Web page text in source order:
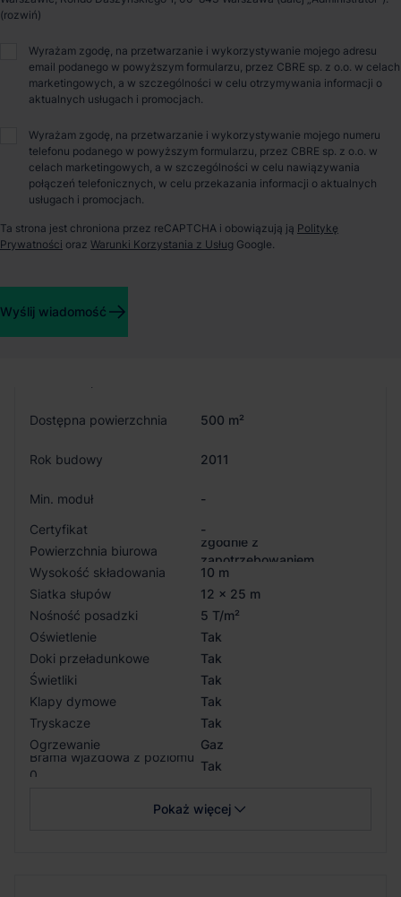
oferuje imponującą powierzchnię magazynową o łącznej
infrastrukturę oraz niezwykle dogodny układ komunikacyjny.
Wewnętrzne drogi są szerokie, a place manewrowe i parkingi
przeznaczone dla pracowników i klientów są obszernie
zaprojektowane. Park gwarantuje pełną obsługę, w tym
przestrzeni magazynowej zgodnie z własnymi potrzebami.
Szczegóły budynków
Budynek B
Status budynku
Dostępna powierzchnia 500 m²
Rok budowy 2011
Min. moduł
-
Certyfikat
-
Powierzchnia biurowa
zgodnie z
zapotrzebowaniem
Wysokość składowania
10 m
Siatka słupów
12 x 25 m
Nośność posadzki
5 T/m²
Oświetlenie
Tak
Doki przeładunkowe
Tak
Świetliki
Tak
Klapy dymowe
Tak
Tryskacze
Tak
Ogrzewanie
Gaz
Brama wjazdowa z poziomu
0
Tak
Pokaż więcej
Wyrażam zgodę, na przetwarzanie i wykorzystywanie mojego adresu
email podanego w powyższym formularzu, przez CBRE sp. z o.o. w celach
marketingowych, a w szczególności w celu otrzymywania informacji o
aktualnych usługach i promocjach.
Wyrażam zgodę, na przetwarzanie i wykorzystywanie mojego numeru
telefonu podanego w powyższym formularzu, przez CBRE sp. z o.o. w
celach marketingowych, a w szczególności w celu nawiązywania
połączeń telefonicznych, w celu przekazania informacji o aktualnych
usługach i promocjach.
Ta strona jest chroniona przez reCAPTCHA i obowiązują ją Politykę
Prywatności oraz Warunki Korzystania z Usług Google.
Wyślij wiadomość